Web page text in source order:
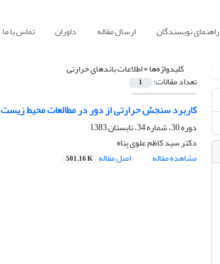
راهنمای نویسندگان ارسال مقاله داوران تماس با ما
کلیدواژه‌ها =اطلاعات باندهای حرارتی
تعداد مقالات: 1
کاربرد سنجش حرارتی از دور در مطالعات محیط زیست
دوره 30، شماره 34، تابستان 1383
دکتر سید کاظم علوی پناه
مشاهده مقاله
اصل مقاله 501.16 K